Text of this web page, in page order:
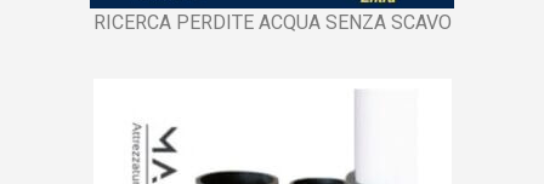
RICERCA PERDITE ACQUA SENZA SCAVO